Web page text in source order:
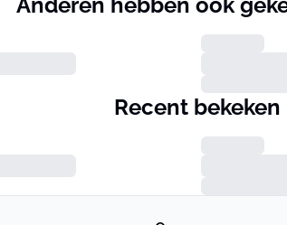
Recent bekeken